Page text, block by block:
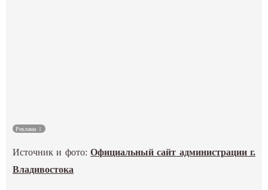
Реклама
Источник и фото: Официальный сайт администрации г.
Владивостока